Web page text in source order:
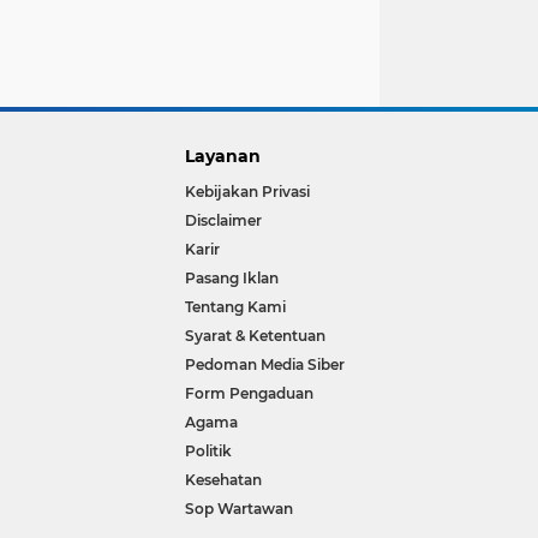
Layanan
Kebijakan Privasi
Disclaimer
Karir
Pasang Iklan
Tentang Kami
Syarat & Ketentuan
Pedoman Media Siber
Form Pengaduan
Agama
Politik
Kesehatan
Sop Wartawan